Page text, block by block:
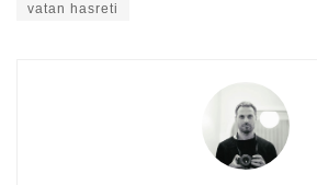
vatan hasreti